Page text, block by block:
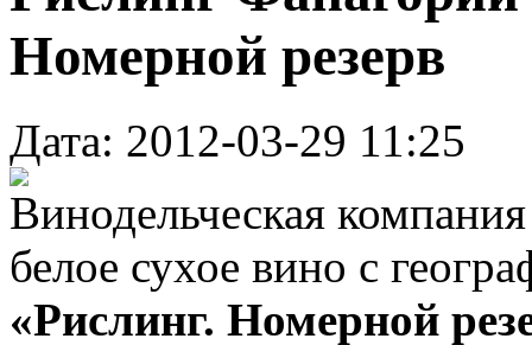
Номерной резерв
Дата: 2012-03-29 11:25
Винодельческая
белое сухое вино с
«Рислинг. Номерной